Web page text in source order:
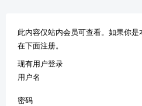
此内容仅站内会员可查看。如果你
在下面注册。
现有用户登录
用户名
密码